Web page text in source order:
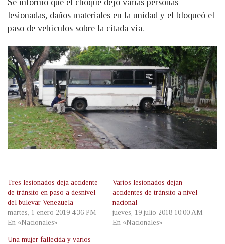
Se informó que el choque dejó varias personas
lesionadas, daños materiales en la unidad y el bloqueó el
paso de vehículos sobre la citada vía.
Tres lesionados deja accidente
de tránsito en paso a desnivel
del bulevar Venezuela
martes, 1 enero 2019 4:36 PM
En «Nacionales»
Varios lesionados dejan
accidentes de tránsito a nivel
nacional
jueves, 19 julio 2018 10:00 AM
En «Nacionales»
Una mujer fallecida y varios